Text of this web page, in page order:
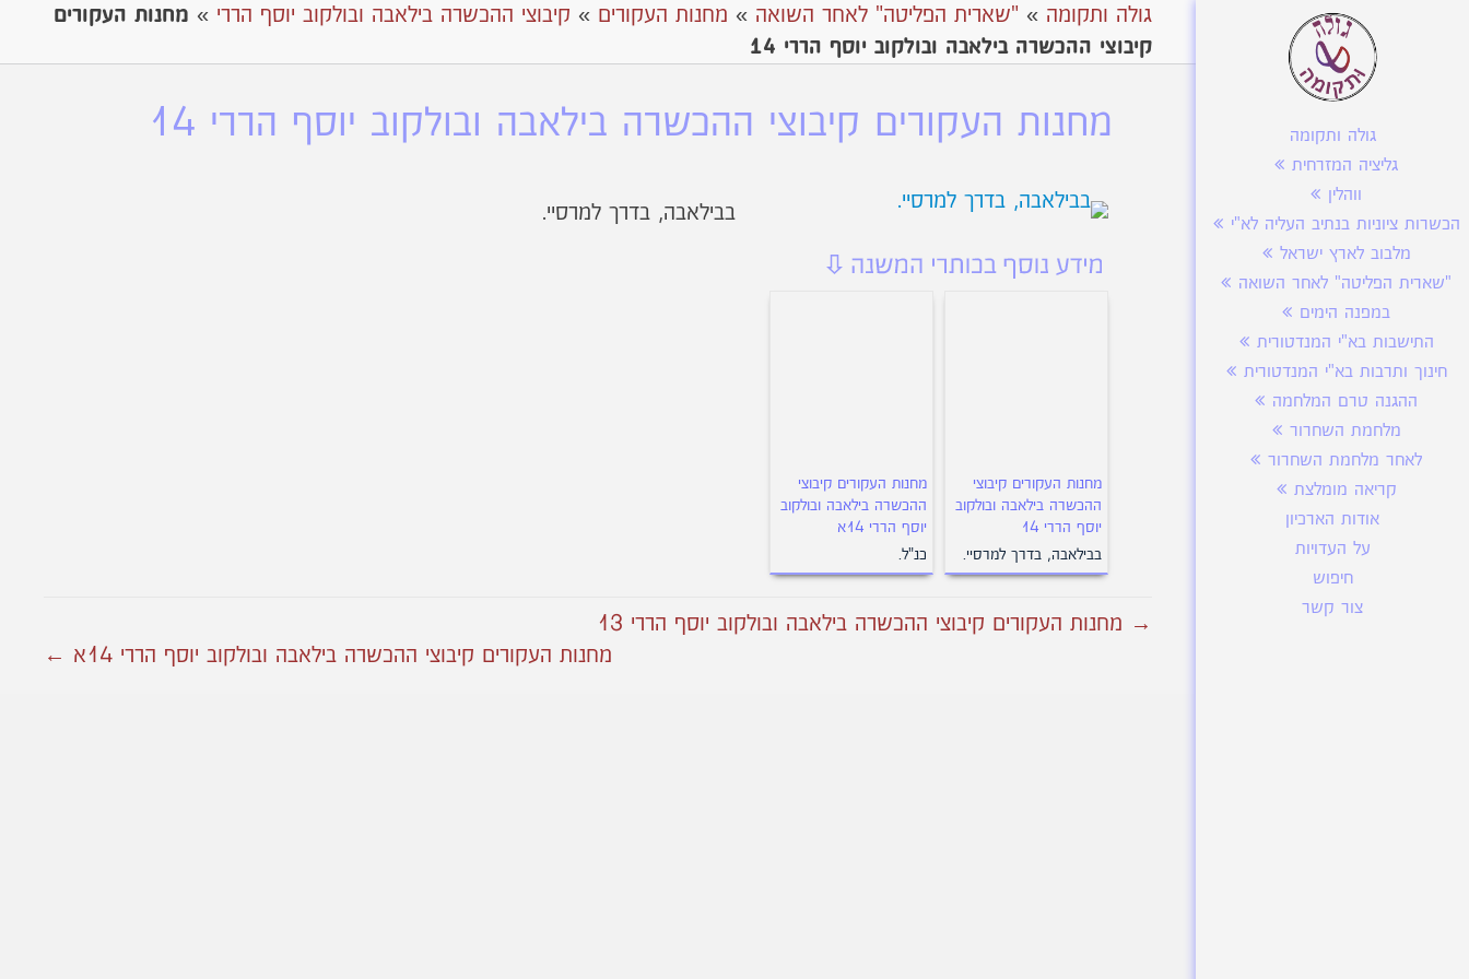
גולה ותקומה
גליציה המזרחית
ווהלין
הכשרות ציוניות בנתיב העליה לא"י
מלבוב לארץ ישראל
"שארית הפליטה" לאחר השואה
במפנה הימים
התישבות בא"י המנדטורית
חינוך ותרבות בא"י המנדטורית
ההגנה טרם המלחמה
מלחמת השחרור
לאחר מלחמת השחרור
קריאה מומלצת
אודות הארכיון
על העדויות
חיפוש
צור קשר
גולה ותקומה » "שארית הפליטה" לאחר השואה » מחנות העקורים » קיבוצי ההכשרה בילאבה ובולקוב יוסף הררי » מחנות העקורים
קיבוצי ההכשרה בילאבה ובולקוב יוסף הררי 14
מחנות העקורים קיבוצי ההכשרה בילאבה ובולקוב יוסף הררי 14
בבילאבה, בדרך למרסיי.
מחנות העקורים קיבוצי
ההכשרה בילאבה ובולקוב
יוסף הררי 14
בבילאבה, בדרך למרסיי.
מחנות העקורים קיבוצי
ההכשרה בילאבה ובולקוב
יוסף הררי 14א
כנ"ל.
→ מחנות העקורים קיבוצי ההכשרה בילאבה ובולקוב יוסף הררי 13
מחנות העקורים קיבוצי ההכשרה בילאבה ובולקוב יוסף הררי 14א ←